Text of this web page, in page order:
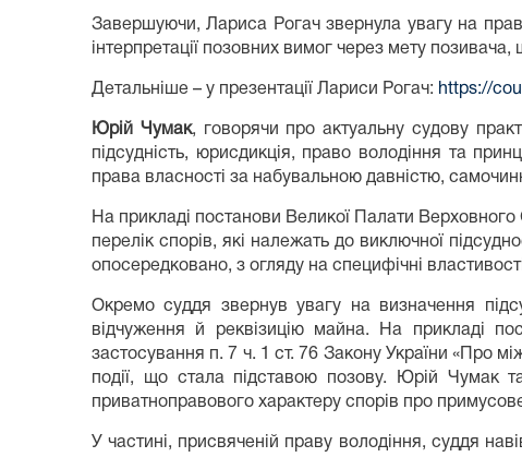
Завершуючи, Лариса Рогач звернула увагу на
інтерпретації позовних вимог через мету
Детальніше – у презентації Лариси Рогач: https://
Юрій Чумак, говорячи про актуальну судову
підсудність, юрисдикція, право володіння та
права власності за набувальною давністю,
На прикладі постанови Великої Палати
перелік спорів, які належать до виключної
опосередковано, з огляду на специфічні
Окремо суддя звернув увагу на визначення
відчуження й реквізицію майна. На прикладі
застосування п. 7 ч. 1 ст. 76 Закону України «Про
події, що стала підставою позову. Юрій Чумак
приватноправового характеру спорів про
У частині, присвяченій праву володіння, суддя